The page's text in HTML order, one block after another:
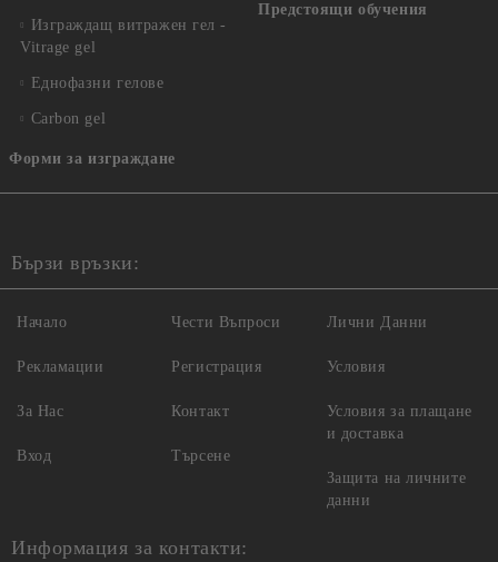
Изграждащ витражен гел -
Vitrage gel
Еднофазни гелове
Carbon gel
Форми за изграждане
Предстоящи обучения
Бързи връзки:
Начало
Рекламации
За Нас
Вход
Чести Въпроси
Регистрация
Контакт
Търсене
Лични Данни
Условия
Условия за плащане
и доставка
Защита на личните
данни
Информация за контакти: